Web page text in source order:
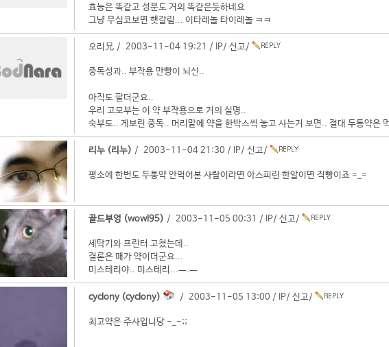
효능은 똑같고 성분도 거의 똑같은듯하네요
그냥 무심코보면 햇갈림... 이타레놀 타이레놀 ㅋㅋ
오리兄 / 2003-11-04 19:21 / IP/ 신고/
중독성과.. 부작용 만빵이 뇌신..
아직도 팔더군요..
우리 고모부는 이 약 부작용으로 거의 실명..
숙부도.. 게보린 중독.. 머리맡에 약을 한박스씩 놓고 사는거 보면.. 절대 두통약은
리누 (리누) / 2003-11-04 21:30 / IP/ 신고/
평소에 한번도 두통약 안먹어본 사람이라면 아스피린 한알이면 직빵이죠 =_=
골드부엉 (wowl95) / 2003-11-05 00:31 / IP/ 신고/
세탁기와 프린터 고쳤는데..
결론은 매가 약이더군요...
미스테리야.. 미스테리...ㅡ.ㅡ
cyclony (cyclony) / 2003-11-05 13:00 / IP/ 신고/
최고약은 주사입니당 -_-;;